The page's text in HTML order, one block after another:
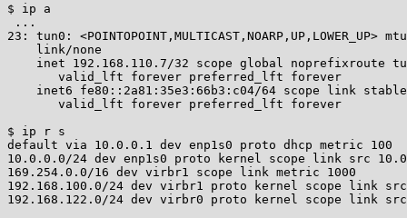
$ ip a
...
23: tun0:
    link/none
inet 192.168.110.7/32 scope global noprefixroute
       valid_lft forever preferred_lft forever
inet6 fe80::2a81:35e3:66b3:c04/64 scope link
       valid_lft forever preferred_lft forever
$ ip r s
default via 10.0.0.1 dev enp1s0 proto dhcp metric 100
10.0.0.0/24 dev enp1s0 proto kernel scope link src
169.254.0.0/16 dev virbr1 scope link metric 1000
192.168.100.0/24 dev virbr1 proto kernel scope link
192.168.122.0/24 dev virbr0 proto kernel scope link src